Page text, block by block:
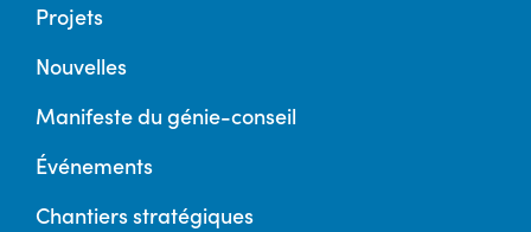
Projets
Nouvelles
Manifeste du génie-conseil
Événements
Chantiers stratégiques